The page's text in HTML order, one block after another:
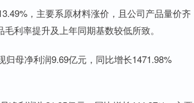
，主要系原材料涨价，且公司产品量价齐
利率提升及上年同期基数较低所致。
母净利润9.69亿元，同比增长1471.98%